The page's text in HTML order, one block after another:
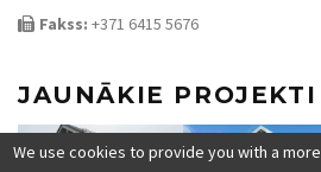
Fakss: +371 6415 5676
JAUNĀKIE PROJEKTI
We use cookies to provide you with a more